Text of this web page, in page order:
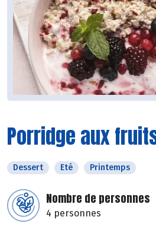
Porridge aux
Dessert Eté Printemps
Nombre de personnes
4 personnes